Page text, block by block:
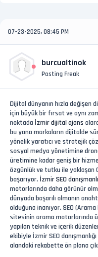
07-23-2025, 08:45 PM
burcualtinok
Posting Freak
Dijital dünyanın hızla değişen
için büyük bir fırsat ve aynı
noktada İzmir dijital ajans
bu yana markaların dijitalde
yönelik yaratıcı ve stratejik
sosyal medya yönetimine
üretimine kadar geniş bir
özgünlük ve tutku ile yaklaşan
başarıyor. İzmir SEO
motorlarında daha görünür
dünyada başarılı olmanın
olduğuna inanıyor. SEO
sitesinin arama motorlarında
yapılan teknik ve içerik
ekibiyle İzmir SEO
alandaki rekabette ön plana